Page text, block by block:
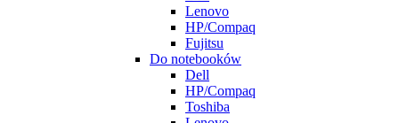
Lenovo
HP/Compaq
Fujitsu
Do notebooków
Dell
HP/Compaq
Toshiba